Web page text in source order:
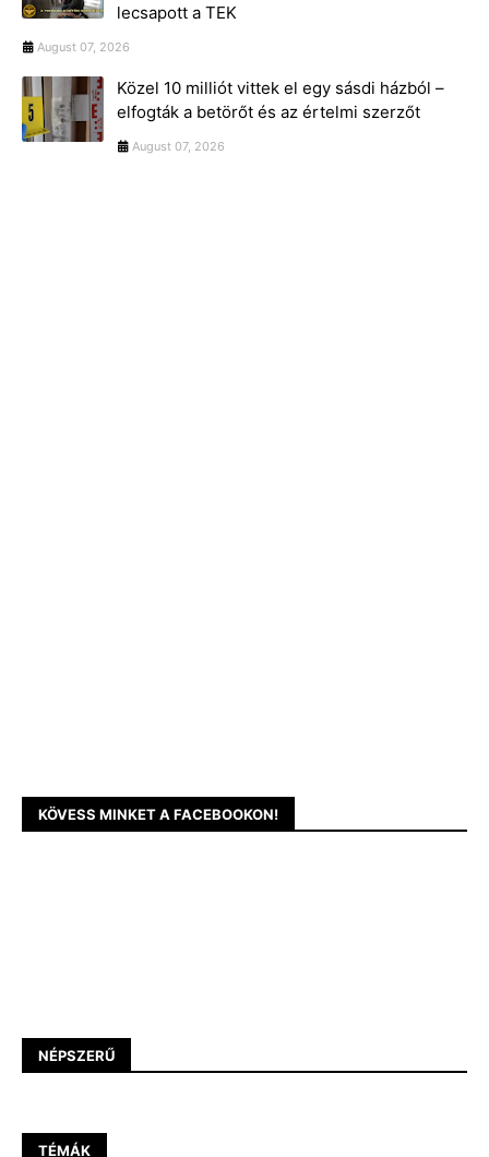
lecsapott a TEK
August 07, 2026
Közel 10 milliót vittek el egy sásdi házból –
elfogták a betörőt és az értelmi szerzőt
August 07, 2026
KÖVESS MINKET A FACEBOOKON!
NÉPSZERŰ
TÉMÁK